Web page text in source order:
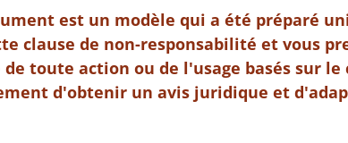
est un modèle qui a été préparé
clause de non-responsabilité et vous
toute action ou de l'usage basés sur
d'obtenir un avis juridique et